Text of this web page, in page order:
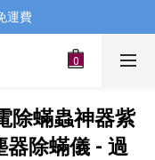
運費
除蟎蟲神器紫
器除蟎儀 - 過